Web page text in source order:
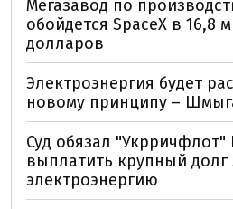
Мегазавод по
обойдется SpaceX в 16,8
долларов
Электроэнергия будет
новому принципу –
Суд обязал
выплатить крупный долг
электроэнергию